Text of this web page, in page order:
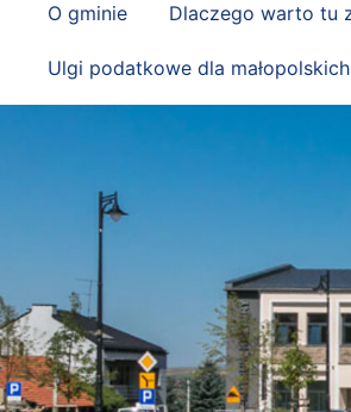
O gminie Dlaczego warto tu
Ulgi podatkowe dla